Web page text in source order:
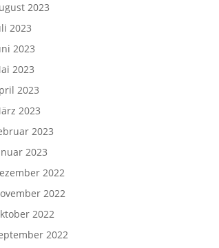
2023
2023
2023
2023
2023
2023
2023
2023
2022
2022
2022
2022